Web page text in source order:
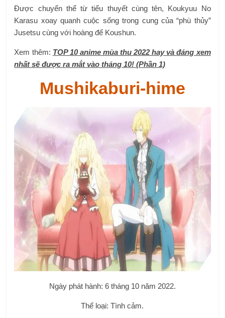
Ngày phát hành: 6 tháng 10 năm 2022.
Thể loại: Tình cảm.
Studio: Madhouse.
Một câu chuyện tình yêu về một “công chúa đọc sách” và vị
hôn phu trên danh nghĩa của cô là Chistopher.
Bocchi The Rock!
Ngày phát hành: 9 tháng 10, 2022.
Thể loại âm nhạc.
Studio: CloverWorks.